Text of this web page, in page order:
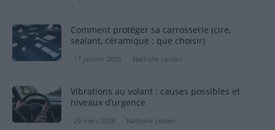
Comment protéger sa carrosserie (cire,
sealant, céramique : que choisir)
17 janvier 2026 Nathalie Leclerc
Vibrations au volant : causes possibles et
niveaux d’urgence
29 mars 2026 Nathalie Leclerc